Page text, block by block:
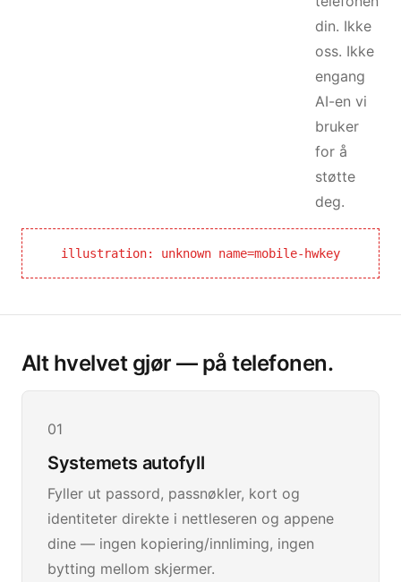
din. Ikke
oss. Ikke
engang
AI-en vi
bruker
for å
støtte
deg.
illustration: unknown name=mobile-hwkey
Alt hvelvet gjør — på telefonen.
01
Systemets autofyll
Fyller ut passord, passnøkler, kort og
identiteter direkte i nettleseren og appene
dine — ingen kopiering/innliming, ingen
bytting mellom skjermer.